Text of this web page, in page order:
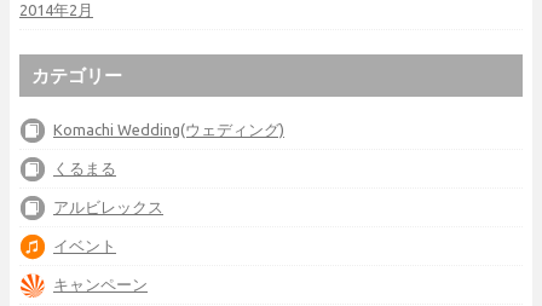
2014年2月
カテゴリー
Komachi Wedding(ウェディング)
くるまる
アルビレックス
イベント
キャンペーン